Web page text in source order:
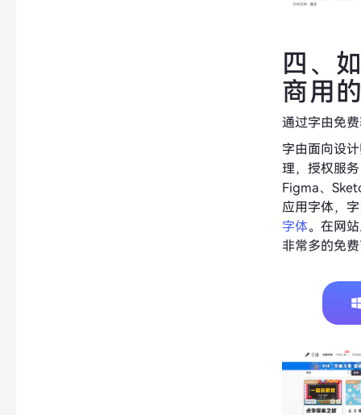
四、
商用
通过字由免
字由面向设
理，授权服
Figma、
应用字体，
字体。在网
非常多的免